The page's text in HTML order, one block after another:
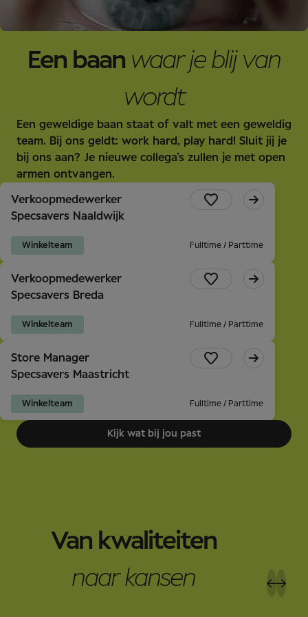
Een baan waar je blij van
wordt
Een geweldige baan staat of valt met een geweldig
team. Bij ons geldt: work hard, play hard! Sluit jij je
bij ons aan? Je nieuwe collega’s zullen je met open
armen ontvangen.
Verkoopmedewerker
Specsavers Naaldwijk
Fulltime / Parttime
Winkelteam
Verkoopmedewerker
Specsavers Breda
Fulltime / Parttime
Winkelteam
Store Manager
Specsavers Maastricht
Fulltime / Parttime
Winkelteam
Kijk wat bij jou past
Van kwaliteiten
naar kansen